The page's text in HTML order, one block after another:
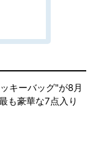
キーバッグ"が8月
も豪華な7点入り